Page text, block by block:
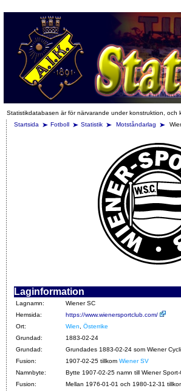
Statistikdatabasen är för närvarande under konstruktion, och
Startsida
Fotboll Statistik Motståndarlag
Laginformation
Lagnamn:
Wiener SC
Hemsida:
https://www.wienersportclub.com/
Ort:
Wien
Österrike
Grundad:
1883-02-24
Grundad:
Grundades 1883-02-24 som Wiener
Fusion:
1907-02-25 tillkom Wiener SV
Namnbyte:
Bytte 1907-02-25 namn till Wiener Sport-
Fusion:
Mellan 1976-01-01 och 1980-12-31